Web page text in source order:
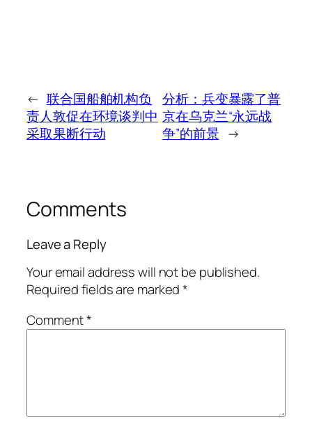
← 联合国船舶机构负
责人敦促在环境谈判中
采取果断行动
分析：兵变暴露了普
京在乌克兰“永远战
争”的前景 →
Comments
Leave a Reply
Your email address will not be published.
Required fields are marked*
Comment*